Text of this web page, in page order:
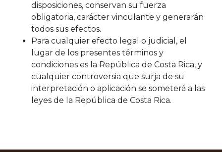
disposiciones, conservan su fuerza
obligatoria, carácter vinculante y generarán
todos sus efectos.
Para cualquier efecto legal o judicial, el
lugar de los presentes términos y
condiciones es la República de Costa Rica, y
cualquier controversia que surja de su
interpretación o aplicación se someterá a las
leyes de la República de Costa Rica.